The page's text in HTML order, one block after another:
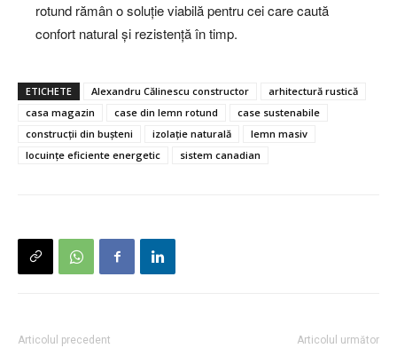
rotund rămân o soluție viabilă pentru cei care caută
confort natural și rezistență în timp.
ETICHETE Alexandru Călinescu constructor
arhitectură rustică
casa magazin
case din lemn rotund
case sustenabile
construcții din bușteni
izolație naturală
lemn masiv
locuințe eficiente energetic
sistem canadian
Articolul precedent Articolul următor